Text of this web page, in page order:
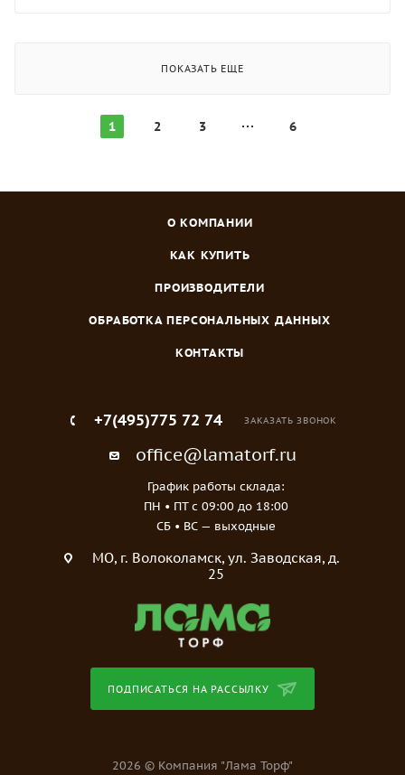
ПОКАЗАТЬ ЕЩЕ
1 2 3 6
О КОМПАНИИ
КАК КУПИТЬ
ПРОИЗВОДИТЕЛИ
ОБРАБОТКА ПЕРСОНАЛЬНЫХ ДАННЫХ
КОНТАКТЫ
+7(495)775 72 74 ЗАКАЗАТЬ ЗВОНОК
office@lamatorf.ru
График работы склада:
ПН • ПТ c 09:00 до 18:00
СБ • ВС — выходные
МO, г. Волоколамск, ул. Заводская, д.
25
ПОДПИСАТЬСЯ НА РАССЫЛКУ
2026 © Компания "Лама Торф"